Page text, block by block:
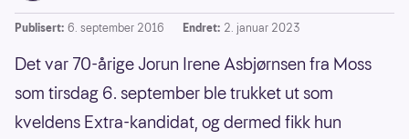
Publisert: 6. september 2016 Endret: 2. januar 2023
Det var 70-årige Jorun Irene Asbjørnsen fra Moss
som tirsdag 6. september ble trukket ut som
kveldens Extra-kandidat, og dermed fikk hun